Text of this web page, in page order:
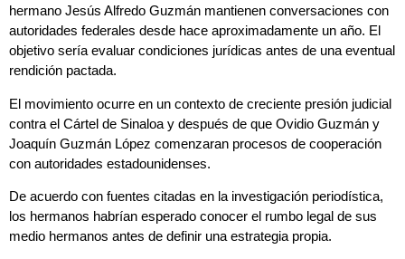
hermano Jesús Alfredo Guzmán mantienen conversaciones con
autoridades federales desde hace aproximadamente un año. El
objetivo sería evaluar condiciones jurídicas antes de una eventual
rendición pactada.
El movimiento ocurre en un contexto de creciente presión judicial
contra el Cártel de Sinaloa y después de que Ovidio Guzmán y
Joaquín Guzmán López comenzaran procesos de cooperación
con autoridades estadounidenses.
De acuerdo con fuentes citadas en la investigación periodística,
los hermanos habrían esperado conocer el rumbo legal de sus
medio hermanos antes de definir una estrategia propia.